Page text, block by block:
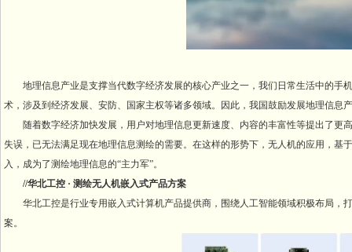
地理信息产业是支撑当代数字经济发展的核心产业之一，我们日常生活中的手
术，涉及到经济发展、安防、国家主权等诸多领域。因此，我国鼓励发展地理信息
随着数字经济加快发展，用户对地理信息更新速度、内容的丰富性等提出了更
失误，已无法满足现在地理信息测绘的需要。在这样的形势下，无人机的应用，
入，成为了测绘地理信息的“主力军”。
//华北工控 · 测绘无人机嵌入式产品方案
华北工控是行业专用嵌入式计算机产品提供商，围绕人工智能领域积极布局，
案。